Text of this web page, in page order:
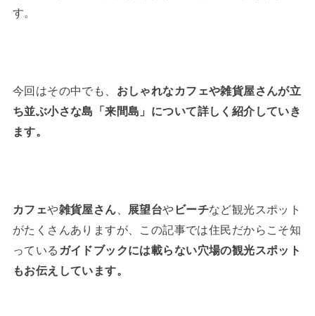
す。
今回はその中でも、 おしゃれなカフェや雑貨屋さんが立
ち並ぶ小さな島「来間島」 について詳しく紹介していき
ます。
カフェや雑貨屋さん 展望台や ビーチなど観光スポット
がたくさんありますが、この記事では住民だからこそ知
っている ガイドブックには載らない穴場の観光スポット
もお伝えしています。